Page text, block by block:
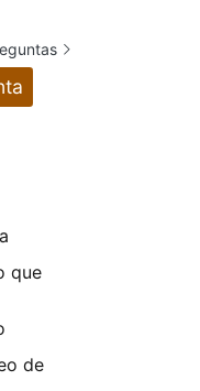
que
de